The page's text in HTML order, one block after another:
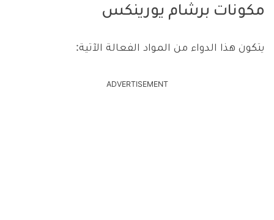
مكونات برشام يورينكس
يتكون هذا الدواء من المواد الفعالة الآتية:
ADVERTISEMENT